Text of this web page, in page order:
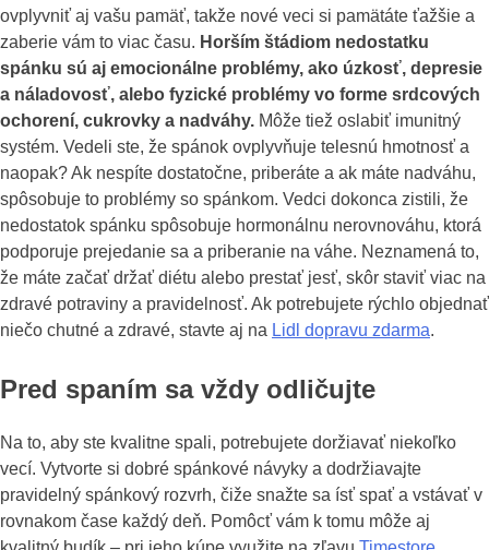
ovplyvniť aj vašu pamäť, takže nové veci si pamätáte ťažšie a
zaberie vám to viac času. Horším štádiom nedostatku
spánku sú aj emocionálne problémy, ako úzkosť, depresie
a náladovosť, alebo fyzické problémy vo forme srdcových
ochorení, cukrovky a nadváhy. Môže tiež oslabiť imunitný
systém. Vedeli ste, že spánok ovplyvňuje telesnú hmotnosť a
naopak? Ak nespíte dostatočne, priberáte a ak máte nadváhu,
spôsobuje to problémy so spánkom. Vedci dokonca zistili, že
nedostatok spánku spôsobuje hormonálnu nerovnováhu, ktorá
podporuje prejedanie sa a priberanie na váhe. Neznamená to,
že máte začať držať diétu alebo prestať jesť, skôr staviť viac na
zdravé potraviny a pravidelnosť. Ak potrebujete rýchlo objednať
niečo chutné a zdravé, stavte aj na Lidl dopravu zdarma.
Pred spaním sa vždy odličujte
Na to, aby ste kvalitne spali, potrebujete doržiavať niekoľko
vecí. Vytvorte si dobré spánkové návyky a dodržiavajte
pravidelný spánkový rozvrh, čiže snažte sa ísť spať a vstávať v
rovnakom čase každý deň. Pomôcť vám k tomu môže aj